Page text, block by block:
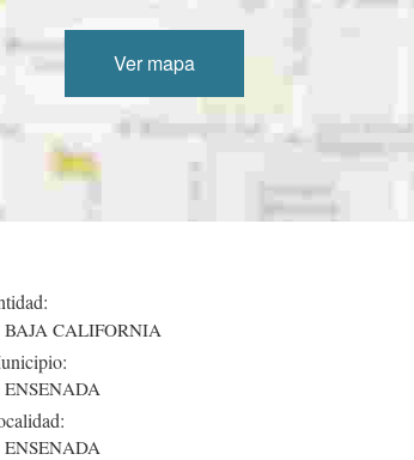
Ver mapa
BAJA CALIFORNIA
ENSENADA
ENSENADA